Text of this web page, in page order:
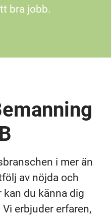
bra jobb.
i mer än
av nöjda och
du känna dig
erbjuder erfaren,